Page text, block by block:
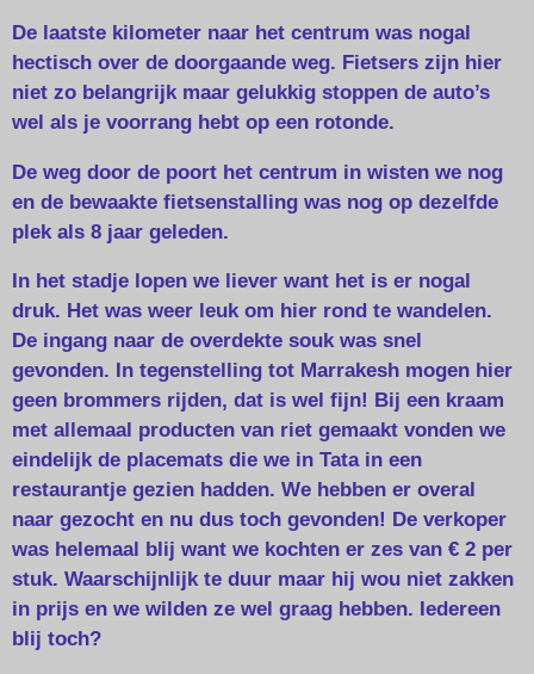
De laatste kilometer naar het centrum was nogal
hectisch over de doorgaande weg. Fietsers zijn hier
niet zo belangrijk maar gelukkig stoppen de auto’s
wel als je voorrang hebt op een rotonde.
De weg door de poort het centrum in wisten we nog
en de bewaakte fietsenstalling was nog op dezelfde
plek als 8 jaar geleden.
In het stadje lopen we liever want het is er nogal
druk. Het was weer leuk om hier rond te wandelen.
De ingang naar de overdekte souk was snel
gevonden. In tegenstelling tot Marrakesh mogen hier
geen brommers rijden, dat is wel fijn! Bij een kraam
met allemaal producten van riet gemaakt vonden we
eindelijk de placemats die we in Tata in een
restaurantje gezien hadden. We hebben er overal
naar gezocht en nu dus toch gevonden! De verkoper
was helemaal blij want we kochten er zes van € 2 per
stuk. Waarschijnlijk te duur maar hij wou niet zakken
in prijs en we wilden ze wel graag hebben. Iedereen
blij toch?